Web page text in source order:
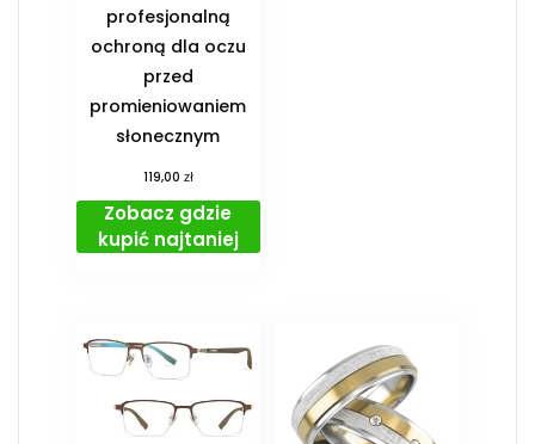
profesjonalną
ochroną dla oczu
przed
promieniowaniem
słonecznym
119,00 zł
Zobacz gdzie
kupić najtaniej